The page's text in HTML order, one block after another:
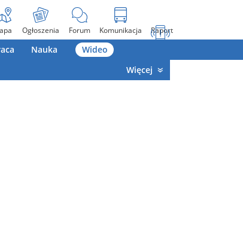
Ogłoszenia Forum Komunikacja Raport
Nauka
Wideo
Więcej